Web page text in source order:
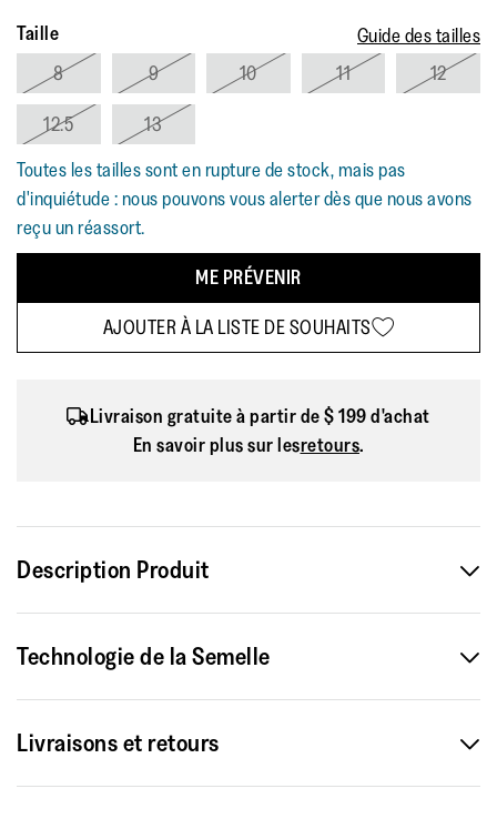
Taille
Guide des tailles
8
9 10 11 12
12.5
13
Toutes les tailles sont en rupture de stock, mais pas
d'inquiétude : nous pouvons vous alerter dès que nous avons
reçu un réassort.
ME PRÉVENIR
AJOUTER À LA LISTE DE SOUHAITS
Livraison gratuite à partir de $ 199 d'achat
En savoir plus sur lesretours.
Description Produit
de piscine à l'allure sportive et décontractée sont tout
pied, elles sont dotées de la même technologie de semelle
Technologie de la Semelle
Livraisons et retours